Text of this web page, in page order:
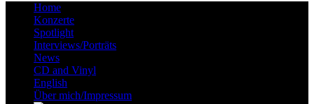
Home
Konzerte
Spotlight
Interviews/Porträts
News
CD and Vinyl
English
Über mich/Impressum